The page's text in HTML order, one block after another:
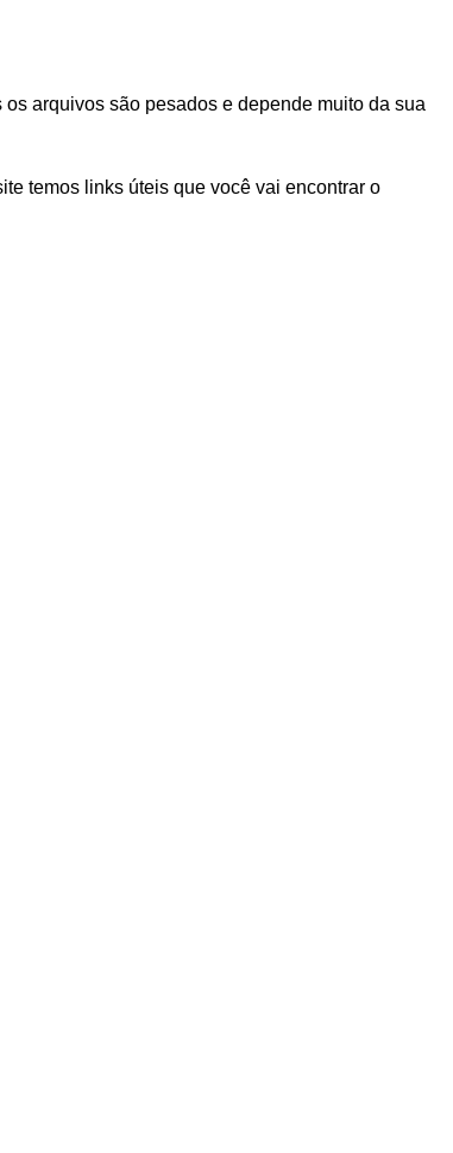
arquivos são pesados e depende muito da sua
temos links úteis que você vai encontrar o